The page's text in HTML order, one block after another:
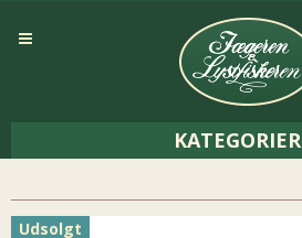
KATEGORIER
Udsolgt